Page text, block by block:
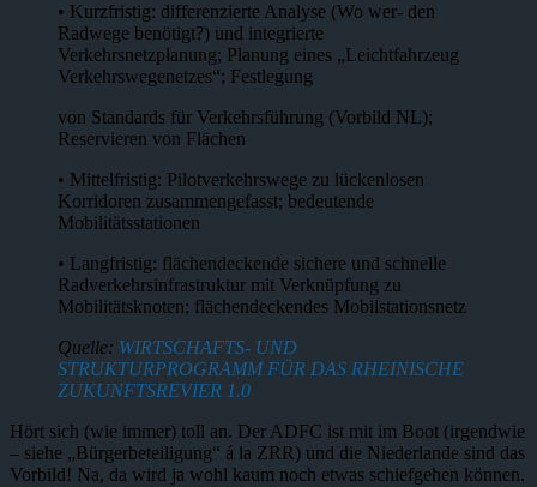
• Kurzfristig: differenzierte Analyse (Wo wer- den
Radwege benötigt?) und integrierte
Verkehrsnetzplanung; Planung eines „Leichtfahrzeug
Verkehrswegenetzes“; Festlegung
von Standards für Verkehrsführung (Vorbild NL);
Reservieren von Flächen
• Mittelfristig: Pilotverkehrswege zu lückenlosen
Korridoren zusammengefasst; bedeutende
Mobilitätsstationen
• Langfristig: flächendeckende sichere und schnelle
Radverkehrsinfrastruktur mit Verknüpfung zu
Mobilitätsknoten; flächendeckendes Mobilstationsnetz
Quelle: WIRTSCHAFTS- UND
STRUKTURPROGRAMM FÜR DAS RHEINISCHE
ZUKUNFTSREVIER 1.0
Hört sich (wie immer) toll an. Der ADFC ist mit im Boot (irgendwie
– siehe „Bürgerbeteiligung“ á la ZRR) und die Niederlande sind das
Vorbild! Na, da wird ja wohl kaum noch etwas schiefgehen können.